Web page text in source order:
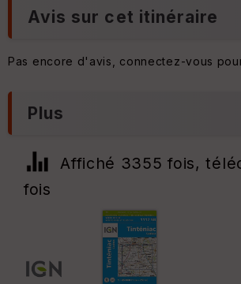
Avis sur cet itinéraire
Pas encore d'avis, connectez-vous
Plus
Affiché 3355 fois,
fois